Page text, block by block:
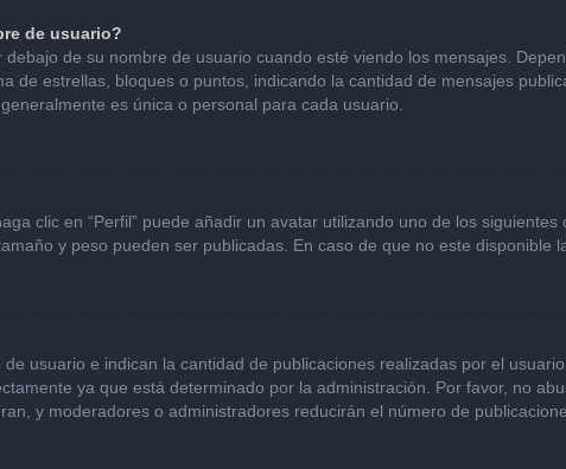
de usuario?
de su nombre de usuario cuando esté viendo los mensajes.
de estrellas, bloques o puntos, indicando la cantidad de mensajes
es única o personal para cada usuario.
clic en “Perfil” puede añadir un avatar utilizando uno de los
y peso pueden ser publicadas. En caso de que no este disponible
usuario e indican la cantidad de publicaciones realizadas por el
ya que está determinado por la administración. Por favor, no
y moderadores o administradores reducirán el número de